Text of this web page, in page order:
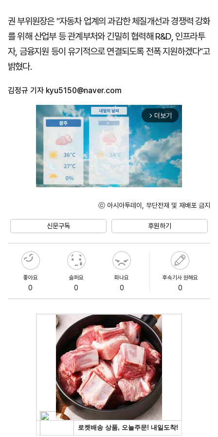
권 부위원장은 "자동차 업계의 과감한 체질개선과 경쟁력 강화
를 위해 산업부 등 관계부처와 긴밀히 협력해 R&D, 인프라투
자, 금융지원 등이 유기적으로 연결되도록 전폭 지원하겠다"고
밝혔다.
김정규 기자 kyu5150@naver.com
arrow_forward_ios 더보기
ⓒ 아시아투데이, 무단전재 및 재배포 금지
신문구독 후원하기
좋아요
0
슬퍼요
0
화나요
0
후속기사 원해요
0